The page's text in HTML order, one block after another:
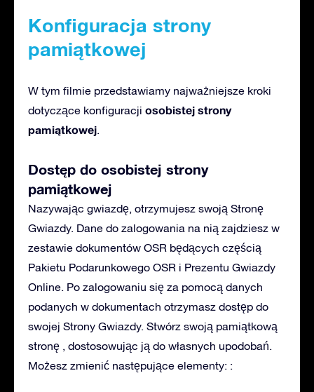
Konfiguracja strony
pamiątkowej
W tym filmie przedstawiamy najważniejsze kroki
dotyczące konfiguracji osobistej strony
pamiątkowej.
Dostęp do osobistej strony
pamiątkowej
Nazywając gwiazdę, otrzymujesz swoją Stronę
Gwiazdy. Dane do zalogowania na nią zajdziesz w
zestawie dokumentów OSR będących częścią
Pakietu Podarunkowego OSR i Prezentu Gwiazdy
Online. Po zalogowaniu się za pomocą danych
podanych w dokumentach otrzymasz dostęp do
swojej Strony Gwiazdy. Stwórz swoją pamiątkową
stronę , dostosowując ją do własnych upodobań.
Możesz zmienić następujące elementy: :